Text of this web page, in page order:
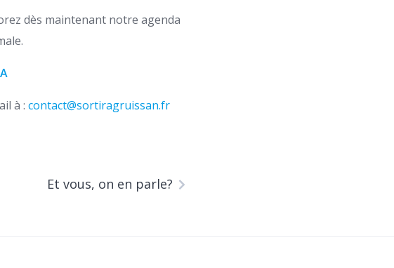
dès maintenant notre agenda
à :contact@sortiragruissan.fr
Et vous, on en parle?